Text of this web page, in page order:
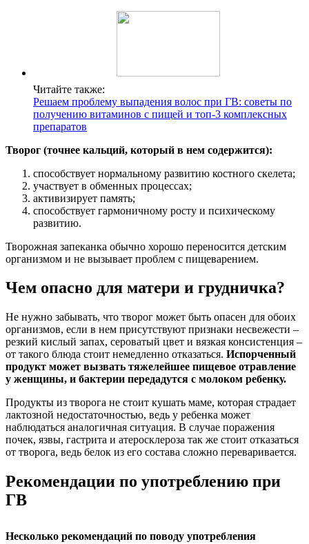
Читайте также:
Решаем проблему выпадения волос при ГВ: советы по
получению витаминов с пищей и топ-3 комплексных
препаратов
Творог (точнее кальций, который в нем содержится):
способствует нормальному развитию костного скелета;
участвует в обменных процессах;
активизирует память;
способствует гармоничному росту и психическому
развитию.
Творожная запеканка обычно хорошо переносится детским
организмом и не вызывает проблем с пищеварением.
Чем опасно для матери и грудничка?
Не нужно забывать, что творог может быть опасен для обоих
организмов, если в нем присутствуют признаки несвежести –
резкий кислый запах, сероватый цвет и вязкая консистенция –
от такого блюда стоит немедленно отказаться. Испорченный
продукт может вызвать тяжелейшее пищевое отравление
у женщины, и бактерии передадутся с молоком ребенку.
Продукты из творога не стоит кушать маме, которая страдает
лактозной недостаточностью, ведь у ребенка может
наблюдаться аналогичная ситуация. В случае поражения
почек, язвы, гастрита и атеросклероза так же стоит отказаться
от творога, ведь белок из его состава сложно переваривается.
Рекомендации по употреблению при
ГВ
Несколько рекомендаций по поводу употребления